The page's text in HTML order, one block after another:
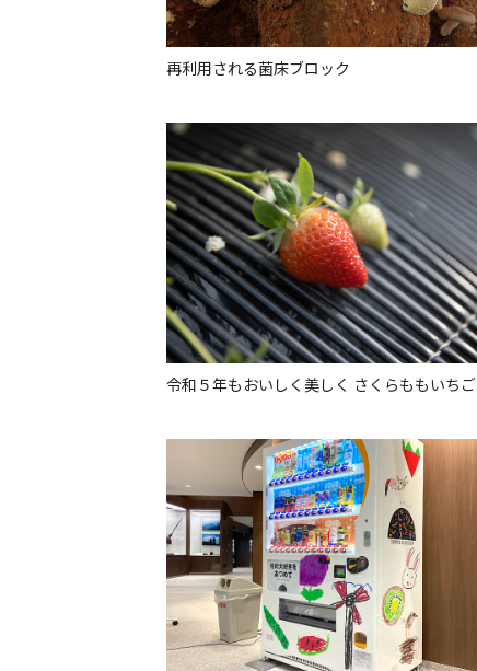
再利用される菌床ブロック
令和５年もおいしく美しく さくらももいちご